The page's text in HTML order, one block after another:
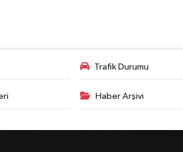
Trafik Durumu
Haber Arşivi